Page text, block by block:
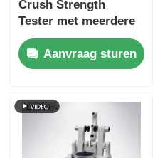
Crush Strength
Tester met meerdere
testsnelheidsinstellingen
Overbelastingbescherming
en ISO11093-9-
Aanvraag sturen